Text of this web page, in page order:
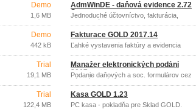
Demo
1,6 MB
Demo
442 kB
Trial
19,1 MB
Trial
122,4 MB
AdmWinDE - daňová evidence 2.72
Start
Jednoduché účtovníctvo, fakturácia,
sklady, zákazky, mzdy, EET
Fakturace GOLD 2017.14
Ľahké vystavenia faktúry a evidencia
pohľadávok
Manažer elektronických podání
2017
Podanie daňových a soc. formulárov cez
dátové schránky
Kasa GOLD 1.23
PC kasa - pokladňa pre Sklad GOLD.